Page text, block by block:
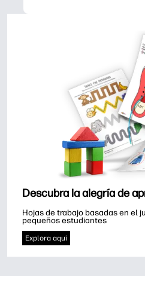
Descubra la alegría de
Hojas de trabajo basadas en el
pequeños estudiantes
Explora aquí